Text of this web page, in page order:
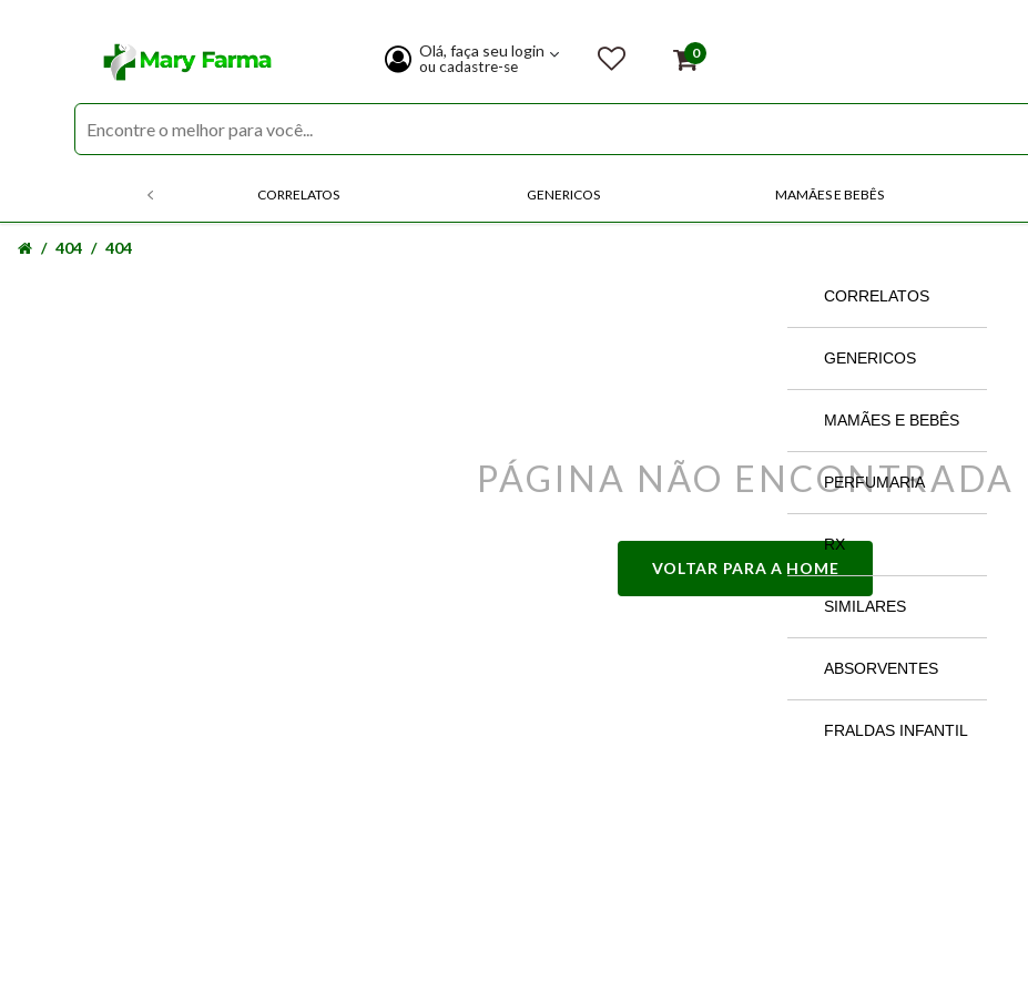
Olá, faça seu login
ou cadastre-se
0
CORRELATOS GENERICOS MAMÃES E BEBÊS
CORRELATOS
GENERICOS
MAMÃES E BEBÊS
PERFUMARIA
RX
SIMILARES
ABSORVENTES
FRALDAS INFANTIL
404 404
PÁGINA NÃO ENCONTRADA
VOLTAR PARA A HOME